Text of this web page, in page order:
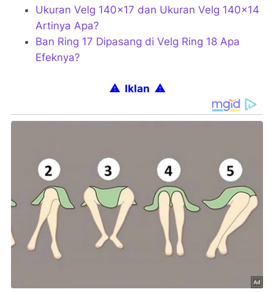
Ukuran Velg 140x17 dan Ukuran Velg 140x14
Artinya Apa?
Ban Ring 17 Dipasang di Velg Ring 18 Apa
Efeknya?
⚠ Iklan ⚠